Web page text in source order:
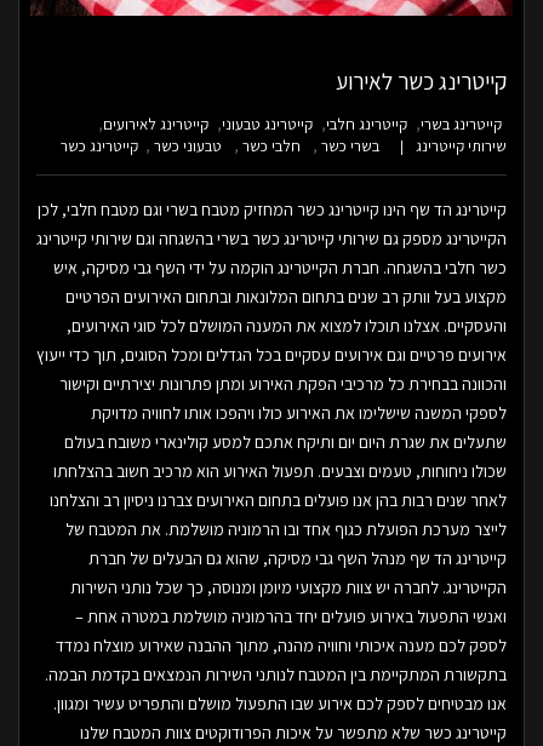
קייטרינג כשר לאירוע
קייטרינג בשרי קייטרינג חלבי קייטרינג טבעוני
קייטרינג לאירועים
שירותי קייטרינג
בשרי כשר חלבי כשר טבעוני כשר קייטרינג כשר
קייטרינג הד שף הינו קייטרינג כשר המחזיק מטבח בשרי וגם מטבח חלבי, לכן
הקייטרינג מספק גם שירותי קייטרינג כשר בשרי בהשגחה וגם שירותי קייטרינג
כשר חלבי בהשגחה. חברת הקייטרינג הוקמה על ידי השף גבי מסיקה, איש
מקצוע בעל וותק רב שנים בתחום המלונאות ובתחום האירועים הפרטיים
והעסקיים. אצלנו תוכלו למצוא את המענה המושלם לכל סוגי האירועים,
אירועים פרטיים וגם אירועים עסקיים בכל הגדלים ומכל הסוגים, תוך כדי ייעוץ
והכוונה בבחירת כל מרכיבי הפקת האירוע ומתן פתרונות יצירתיים וקישור
לספקי המשנה שישלימו את האירוע כולו ויהפכו אותו לחוויה מדויקת
שתעלים את שגרת היום יום ותיקח אתכם למסע קולינארי משובח בעולם
שכולו ניחוחות, טעמים וצבעים. תפעול האירוע הוא מרכיב חשוב בהצלחתו
לאחר שנים רבות בהן אנו פועלים בתחום האירועים צברנו ניסיון רב והצלחנו
לייצר מערכת הפועלת כגוף אחד ובו הרמוניה מושלמת. את המטבח של
קייטרינג הד שף מנהל השף גבי מסיקה, שהוא גם הבעלים של חברת
הקייטרינג. לחברה יש צוות מקצועי מיומן ומנוסה, כך שכל נותני השירות
ואנשי התפעול באירוע פועלים יחד בהרמוניה מושלמת במטרה אחת –
לספק לכם מענה איכותי וחוויה מהנה, מתוך ההבנה שאירוע מוצלח נמדד
בתקשורת המתקיימת בין המטבח לנותני השירות הנמצאים בקדמת הבמה.
אנו מבטיחים לספק לכם אירוע שבו התפעול מושלם והתפריט עשיר ומגוון.
קייטרינג כשר שלא מתפשר על איכות הפרודוקטים צוות המטבח שלנו